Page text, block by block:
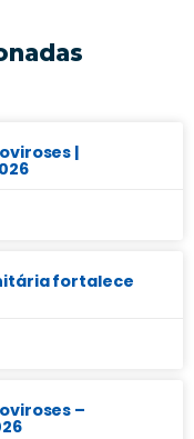
|
fortalece
–